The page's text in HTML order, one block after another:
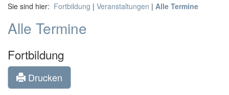
Sie sind hier: Fortbildung | Veranstaltungen | Alle Termine
Alle Termine
Fortbildung
Drucken